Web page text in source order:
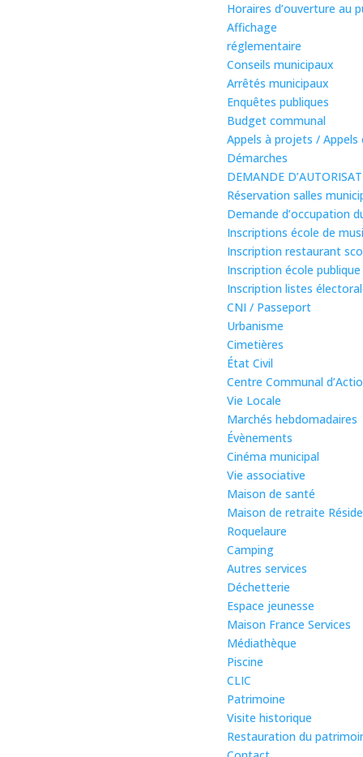
Horaires d’ouverture au
Affichage
réglementaire
Conseils municipaux
Arrêtés municipaux
Enquêtes publiques
Budget communal
Appels à projets / Appels
Démarches
DEMANDE
Réservation salles
Demande d’occupation
Inscriptions école de
Inscription restaurant
Inscription école publique
Inscription listes
CNI / Passeport
Urbanisme
Cimetières
État Civil
Centre Communal
Vie Locale
Marchés hebdomadaires
Évènements
Cinéma municipal
Vie associative
Maison de santé
Maison de retraite
Roquelaure
Camping
Autres services
Déchetterie
Espace jeunesse
Maison France Services
Médiathèque
Piscine
CLIC
Patrimoine
Visite historique
Restauration du